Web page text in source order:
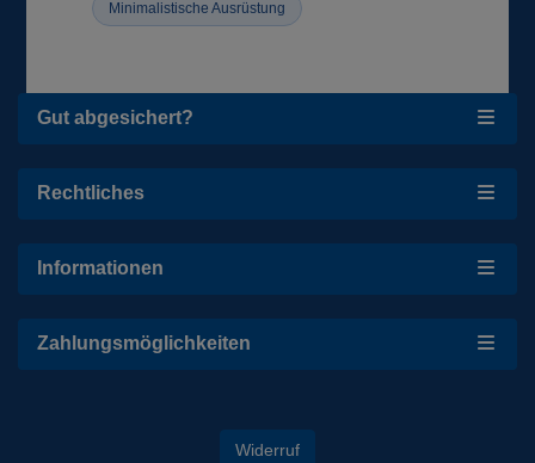
Minimalistische Ausrüstung
Gut abgesichert?
Rechtliches
Informationen
Zahlungsmöglichkeiten
Widerruf